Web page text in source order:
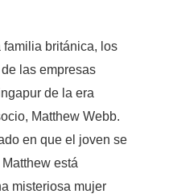
familia británica, los
las empresas
de la era
Matthew Webb.
en que el joven se
está
misteriosa mujer